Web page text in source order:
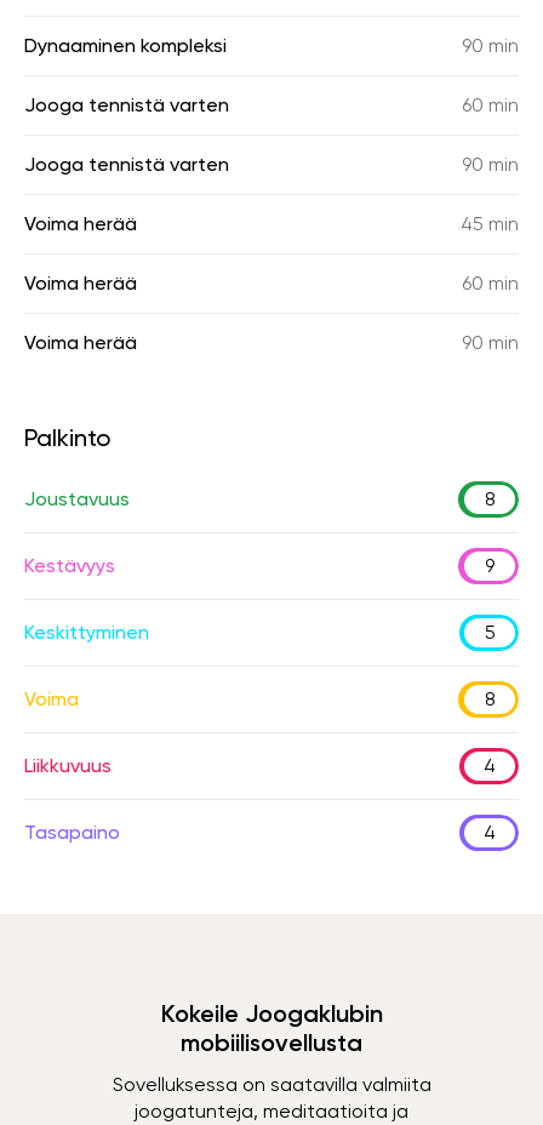
Dynaaminen kompleksi 90 min
Jooga tennistä varten 60 min
Jooga tennistä varten 90 min
Voima herää 45 min
Voima herää 60 min
Voima herää 90 min
Palkinto
Joustavuus 8
Kestävyys 9
Keskittyminen 5
Voima 8
Liikkuvuus 4
Tasapaino 4
Kokeile Joogaklubin
mobiilisovellusta
Sovelluksessa on saatavilla valmiita
joogatunteja, meditaatioita ja